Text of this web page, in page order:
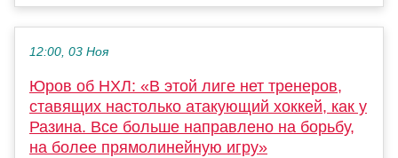
12:00, 03 Ноя
Юров об НХЛ: «В этой лиге нет тренеров,
ставящих настолько атакующий хоккей, как у
Разина. Все больше направлено на борьбу,
на более прямолинейную игру»